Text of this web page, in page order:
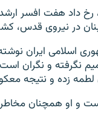
که روز دوشنبه، ۱۳ فروردین، رخ
در نیروی قدس،
اسلامی ایران
نگرفته و نگران
لطمه زده و نتیجه
و او همچنان